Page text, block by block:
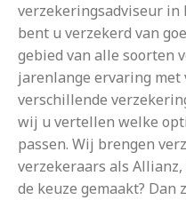
verzekeringsadviseur in
bent u verzekerd van
gebied van alle soorten
jarenlange ervaring
verschillende
wij u vertellen welke
passen. Wij brengen
verzekeraars als Allianz,
de keuze gemaakt? Dan